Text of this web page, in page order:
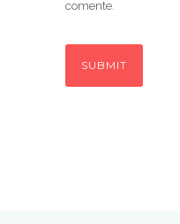
comente.